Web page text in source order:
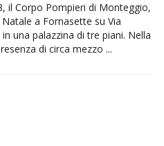
il Corpo Pompieri di Monteggio,
a Fornasette su Via
una palazzina di tre piani. Nella
di circa mezzo ...